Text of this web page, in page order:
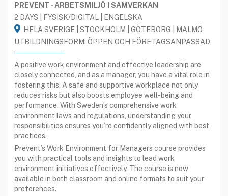
Språk
BÅDA SVENSKA ENGELSKA
Utbildningsform
BÅDA ÖPPEN FÖRETAGS­ANPASSAD
LICENSIERAD
STREAMAD
PREVENT - ARBETSMILJÖ I SAMVERKAN
2 DAYS | FYSISK/DIGITAL | ENGELSKA
HELA SVERIGE | STOCKHOLM | GÖTEBORG | MALMÖ
UTBILDNINGSFORM: ÖPPEN OCH FÖRETAGSANPASSAD
A positive work environment and effective leadership are
closely connected, and as a manager, you have a vital role in
fostering this. A safe and supportive workplace not only
reduces risks but also boosts employee well-being and
performance. With Sweden’s comprehensive work
environment laws and regulations, understanding your
responsibilities ensures you’re confidently aligned with best
practices.
Prevent’s Work Environment for Managers course provides
you with practical tools and insights to lead work
environment initiatives effectively. The course is now
available in both classroom and online formats to suit your
preferences.